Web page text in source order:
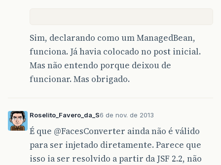
Sim, declarando como um ManagedBean,
funciona. Já havia colocado no post inicial.
Mas não entendo porque deixou de
funcionar. Mas obrigado.
Roselito_Favero_da_S6 de nov. de 2013
É que @FacesConverter ainda não é válido
para ser injetado diretamente. Parece que
isso ia ser resolvido a partir da JSF 2.2, não